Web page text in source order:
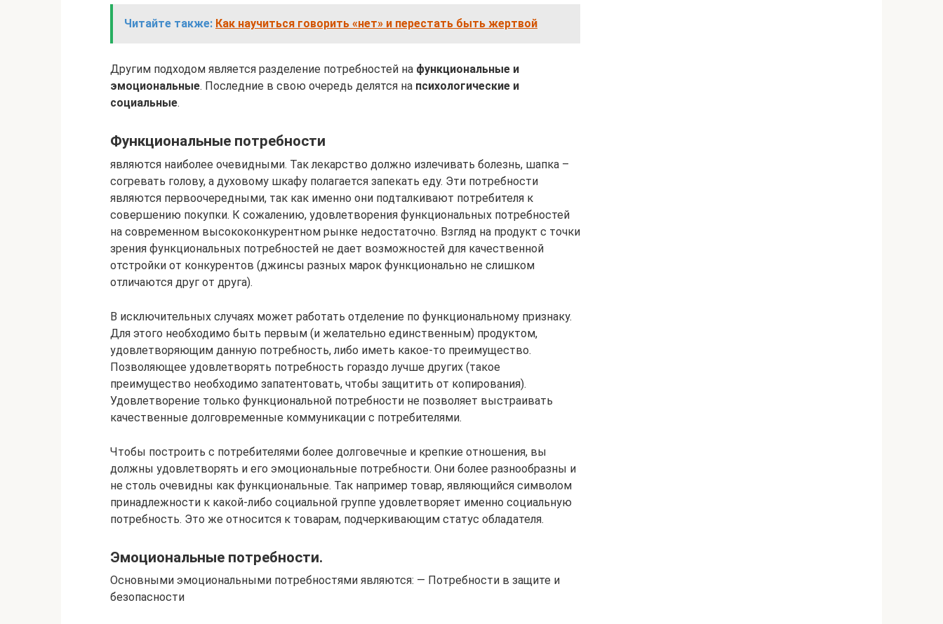
Читайте также: Как научиться говорить «нет» и перестать быть жертвой
Другим подходом является разделение потребностей на функциональные и
эмоциональные. Последние в свою очередь делятся на психологические и
социальные.
Функциональные потребности
являются наиболее очевидными. Так лекарство должно излечивать болезнь, шапка –
согревать голову, а духовому шкафу полагается запекать еду. Эти потребности
являются первоочередными, так как именно они подталкивают потребителя к
совершению покупки. К сожалению, удовлетворения функциональных потребностей
на современном высококонкурентном рынке недостаточно. Взгляд на продукт с точки
зрения функциональных потребностей не дает возможностей для качественной
отстройки от конкурентов (джинсы разных марок функционально не слишком
отличаются друг от друга).
В исключительных случаях может работать отделение по функциональному признаку.
Для этого необходимо быть первым (и желательно единственным) продуктом,
удовлетворяющим данную потребность, либо иметь какое-то преимущество.
Позволяющее удовлетворять потребность гораздо лучше других (такое
преимущество необходимо запатентовать, чтобы защитить от копирования).
Удовлетворение только функциональной потребности не позволяет выстраивать
качественные долговременные коммуникации с потребителями.
Чтобы построить с потребителями более долговечные и крепкие отношения, вы
должны удовлетворять и его эмоциональные потребности. Они более разнообразны и
не столь очевидны как функциональные. Так например товар, являющийся символом
принадлежности к какой-либо социальной группе удовлетворяет именно социальную
потребность. Это же относится к товарам, подчеркивающим статус обладателя.
Эмоциональные потребности.
Основными эмоциональными потребностями являются: — Потребности в защите и
безопасности